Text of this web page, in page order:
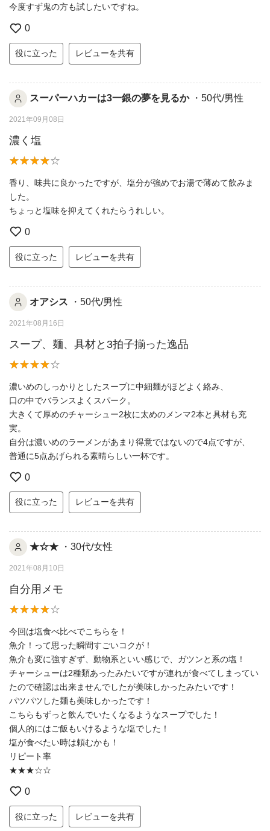
今度すず鬼の方も試したいですね。
0
役に立った レビューを共有
スーパーハカーは3一銀の夢を見るか ・50代/男性
2021年09月08日
濃く塩
香り、味共に良かったですが、塩分が強めでお湯で薄めて飲みま
した。
ちょっと塩味を抑えてくれたらうれしい。
0
役に立った レビューを共有
オアシス ・50代/男性
2021年08月16日
スープ、麺、具材と3拍子揃った逸品
濃いめのしっかりとしたスープに中細麺がほどよく絡み、
口の中でバランスよくスパーク。
大きくて厚めのチャーシュー2枚に太めのメンマ2本と具材も充
実。
自分は濃いめのラーメンがあまり得意ではないので4点ですが、
普通に5点あげられる素晴らしい一杯です。
0
役に立った レビューを共有
★☆★ ・30代/女性
2021年08月10日
自分用メモ
今回は塩食べ比べでこちらを！
魚介！って思った瞬間すごいコクが！
魚介も変に強すぎず、動物系といい感じで、ガツンと系の塩！
チャーシューは2種類あったみたいですが連れが食べてしまってい
たので確認は出来ませんでしたが美味しかったみたいです！
パツパツした麺も美味しかったです！
こちらもずっと飲んでいたくなるようなスープでした！
個人的にはご飯もいけるような塩でした！
塩が食べたい時は頼むかも！
リピート率
★★★☆☆
0
役に立った レビューを共有